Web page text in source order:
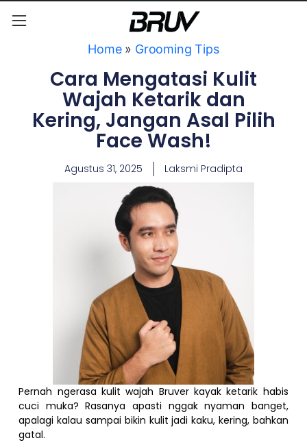
Home» Grooming Tips
Cara Mengatasi Kulit
Wajah Ketarik dan
Kering, Jangan Asal Pilih
Face Wash!
Agustus 31, 2025 Laksmi Pradipta
Pernah ngerasa kulit wajah Bruver kayak ketarik habis
cuci muka? Rasanya apasti nggak nyaman banget,
apalagi kalau sampai bikin kulit jadi kaku, kering, bahkan
gatal.